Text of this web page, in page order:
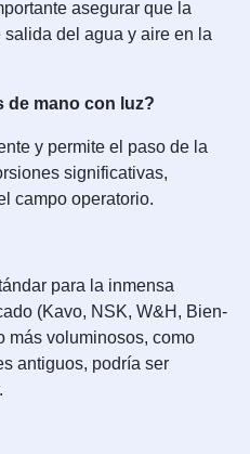
asegurar que la
del agua y aire en la
de mano con luz?
y permite el paso de la
significativas,
campo operatorio.
para la inmensa
(Kavo, NSK, W&H, Bien-
más voluminosos, como
antiguos, podría ser